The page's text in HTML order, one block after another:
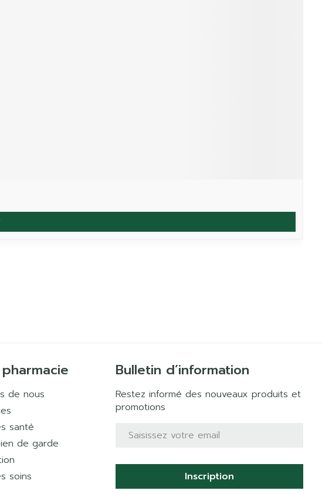
de nous
santé
de garde
soins
Bulletin d’information
Restez informé des nouveaux produits et
promotions
Inscription